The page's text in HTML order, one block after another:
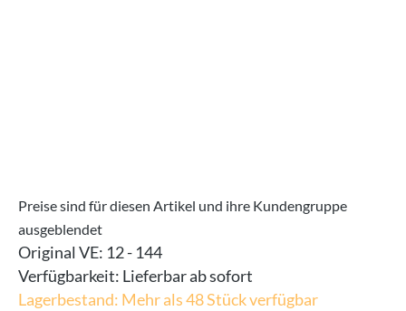
Preise sind für diesen Artikel und ihre Kundengruppe
ausgeblendet
Original VE: 12 - 144
Verfügbarkeit: Lieferbar ab sofort
Lagerbestand: Mehr als 48 Stück verfügbar